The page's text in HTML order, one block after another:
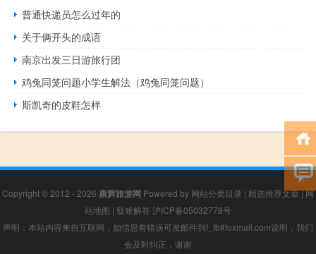
普通快递员怎么过年的
关于俩开头的成语
南京出发三日游旅行团
鸡兔同笼问题小学生解法（鸡兔同笼问题）
斯凯奇的皮鞋怎样
Copyright © 2012 - 2026 康辉旅游网 Powered by 网站分类目录 | 精选推荐文章|网
站地图 | 疑难解答 沪ICP备05032778号
声明：本站内容来自互联网，如信息有错误可发邮件到f_fb#foxmail.com说明，我们
会及时纠正，谢谢